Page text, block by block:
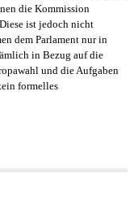
die Kommission
ist jedoch nicht
dem Parlament nur in
in Bezug auf die
und die Aufgaben
formelles